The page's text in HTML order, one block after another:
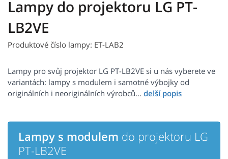
Lampy do projektoru LG PT-
LB2VE
Produktové číslo lampy: ET-LAB2
Lampy pro svůj projektor LG PT-LB2VE si u nás vyberete ve
variantách: lampy s modulem i samotné výbojky od
originálních i neoriginálních výrobců...
Lampy s modulem do projektoru LG
PT-LB2VE